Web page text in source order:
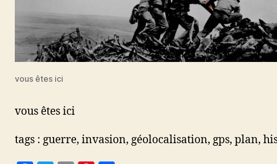
vous êtes ici
vous êtes ici
tags : guerre, invasion, géolocalisation, gps, plan,